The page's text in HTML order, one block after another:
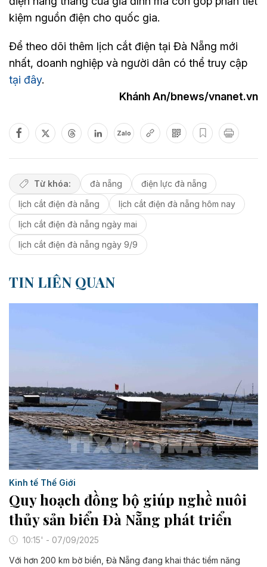
kiệm nguồn điện cho quốc gia.
Để theo dõi thêm lịch cắt điện tại Đà Nẵng mới
nhất, doanh nghiệp và người dân có thể truy cập
tại đây.
Khánh An/bnews/vnanet.vn
Zalo
Từ khóa: đà nẵng
điện lực đà nẵng
lịch cắt điện đà nẵng
lịch cắt điện đà nẵng hôm nay
lịch cắt điện đà nẵng ngày mai
lịch cắt điện đà nẵng ngày 9/9
TIN LIÊN QUAN
Kinh tế Thế Giới
Quy hoạch đồng bộ giúp nghề nuôi
thủy sản biển Đà Nẵng phát triển
10:15' - 07/09/2025
Với hơn 200 km bờ biển, Đà Nẵng đang khai thác tiềm năng